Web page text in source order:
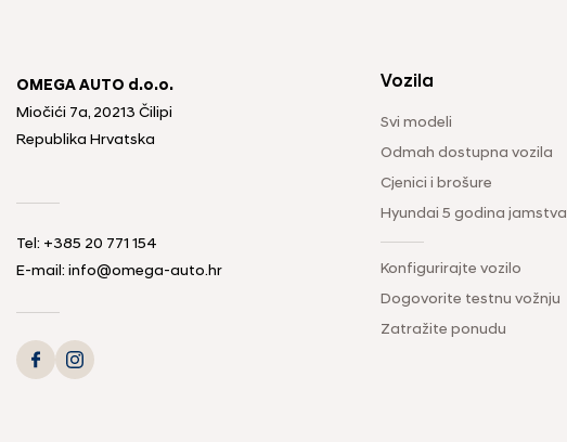
OMEGA AUTO d.o.o.
Miočići 7a, 20213 Čilipi
Republika Hrvatska
Tel: +385 20 771 154
E-mail: info@omega-auto.hr
Vozila
Svi modeli
Odmah dostupna vozila
Cjenici i brošure
Hyundai 5 godina jamstva
Konfigurirajte vozilo
Dogovorite testnu vožnju
Zatražite ponudu